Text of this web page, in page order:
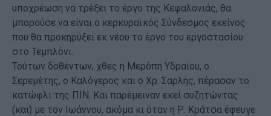
υποχρέωση να τρέξει το έργο της Κεφαλονιάς, θα
μπορούσε να είναι ο κερκυραϊκός Σύνδεσμος εκείνος
που θα προκηρύξει εκ νέου το έργο του εργοστασίου
στο Τεμπλόνι.
Τούτων δοθέντων, χθες η Μερόπη Υδραίου, ο
Σερεμέτης, ο Καλόγερος και ο Χρ. Σαρλής, πέρασαν το
κατώφλι της ΠΙΝ. Και παρέμειναν εκεί συζητώντας
(και) με τον Ιωάννου, ακόμα κι όταν η Ρ. Κράτσα έφευγε